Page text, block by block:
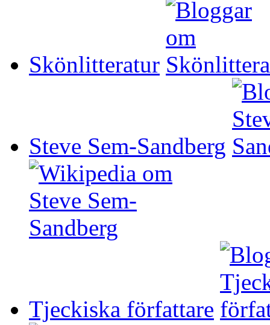
Skönlitteratur
Steve Sem-Sandberg
Tjeckiska författare